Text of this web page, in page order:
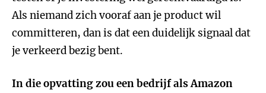
Als niemand zich vooraf aan je product wil
committeren, dan is dat een duidelijk signaal dat
je verkeerd bezig bent.
In die opvatting zou een bedrijf als Amazon